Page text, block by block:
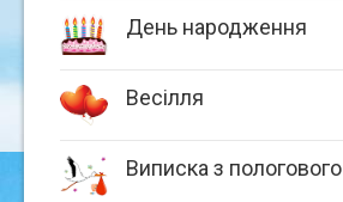
День народження
Весілля
Виписка з пологового